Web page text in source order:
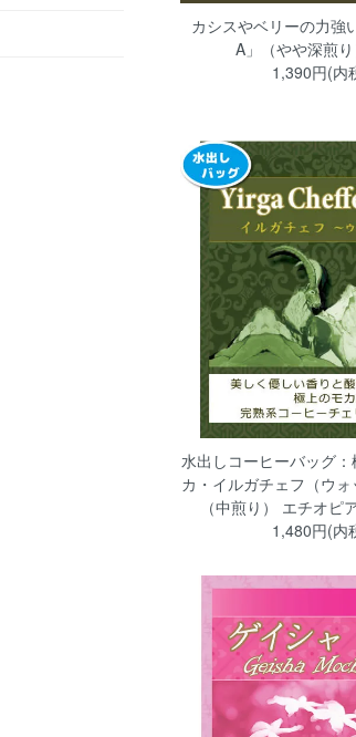
カシスやベリーの力強
A」（やや深煎
1,390円(内
水出しコーヒーバッグ
カ・イルガチェフ（ウォ
（中煎り） エチオピ
1,480円(内